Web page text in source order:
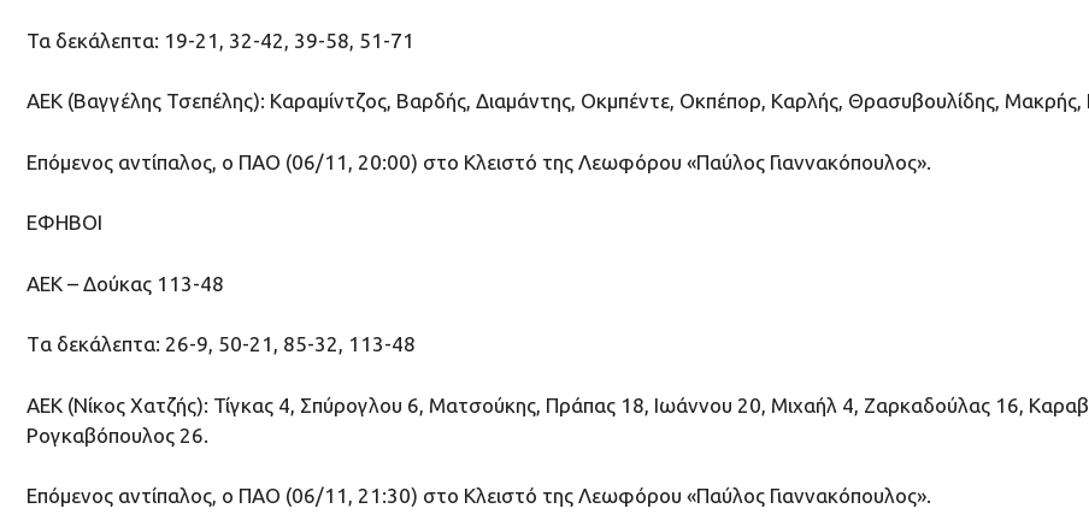
Τα δεκάλεπτα: 19-21, 32-42, 39-58, 51-71
ΑΕΚ (Βαγγέλης Τσεπέλης): Καραμίντζος, Βαρδής, Διαμάντης, Οκμπέντε, Οκπέπορ, Καρλής, Θρασυβουλίδης, Μακρής,
Επόμενος αντίπαλος, ο ΠΑΟ (06/11, 20:00) στο Κλειστό της Λεωφόρου «Παύλος Γιαννακόπουλος».
ΕΦΗΒΟΙ
ΑΕΚ – Δούκας 113-48
Tα δεκάλεπτα: 26-9, 50-21, 85-32, 113-48
ΑΕΚ (Νίκος Χατζής): Τίγκας 4, Σπύρογλου 6, Ματσούκης, Πράπας 18, Ιωάννου 20, Μιχαήλ 4, Ζαρκαδούλας 16,
Ρογκαβόπουλος 26.
Επόμενος αντίπαλος, ο ΠΑΟ (06/11, 21:30) στο Κλειστό της Λεωφόρου «Παύλος Γιαννακόπουλος».